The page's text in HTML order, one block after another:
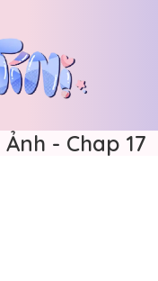
- Chap 17